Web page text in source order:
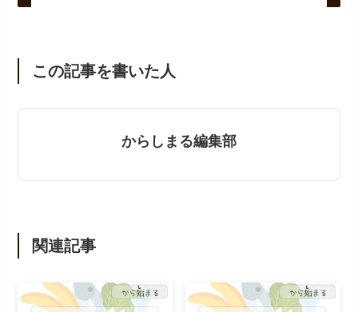
この記事を書いた人
からしまる編集部
関連記事